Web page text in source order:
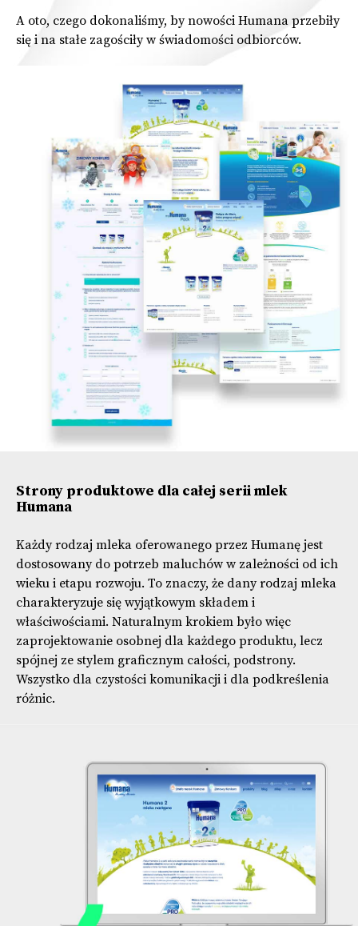
A oto, czego dokonaliśmy, by nowości Humana przebiły
się i na stałe zagościły w świadomości odbiorców.
Strony produktowe dla całej serii mlek
Humana
Każdy rodzaj mleka oferowanego przez Humanę jest
dostosowany do potrzeb maluchów w zależności od ich
wieku i etapu rozwoju. To znaczy, że dany rodzaj mleka
charakteryzuje się wyjątkowym składem i
właściwościami. Naturalnym krokiem było więc
zaprojektowanie osobnej dla każdego produktu, lecz
spójnej ze stylem graficznym całości, podstrony.
Wszystko dla czystości komunikacji i dla podkreślenia
różnic.